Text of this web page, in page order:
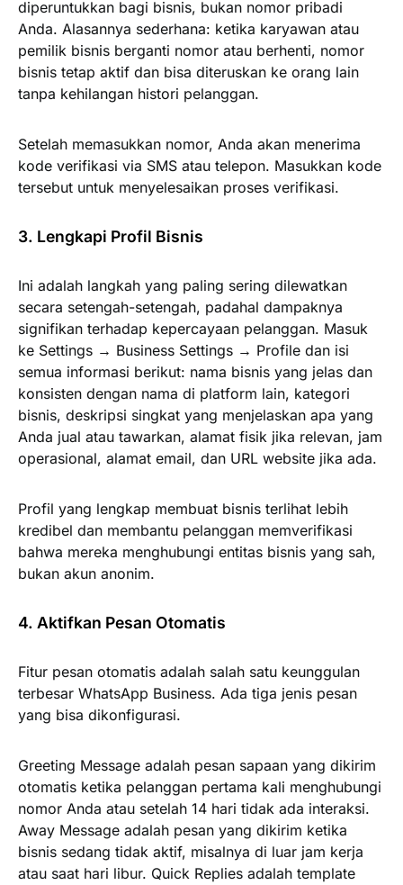
diperuntukkan bagi bisnis, bukan nomor pribadi
Anda. Alasannya sederhana: ketika karyawan atau
pemilik bisnis berganti nomor atau berhenti, nomor
bisnis tetap aktif dan bisa diteruskan ke orang lain
tanpa kehilangan histori pelanggan.
Setelah memasukkan nomor, Anda akan menerima
kode verifikasi via SMS atau telepon. Masukkan kode
tersebut untuk menyelesaikan proses verifikasi.
3. Lengkapi Profil Bisnis
Ini adalah langkah yang paling sering dilewatkan
secara setengah-setengah, padahal dampaknya
signifikan terhadap kepercayaan pelanggan. Masuk
ke Settings → Business Settings → Profile dan isi
semua informasi berikut: nama bisnis yang jelas dan
konsisten dengan nama di platform lain, kategori
bisnis, deskripsi singkat yang menjelaskan apa yang
Anda jual atau tawarkan, alamat fisik jika relevan, jam
operasional, alamat email, dan URL website jika ada.
Profil yang lengkap membuat bisnis terlihat lebih
kredibel dan membantu pelanggan memverifikasi
bahwa mereka menghubungi entitas bisnis yang sah,
bukan akun anonim.
4. Aktifkan Pesan Otomatis
Fitur pesan otomatis adalah salah satu keunggulan
terbesar WhatsApp Business. Ada tiga jenis pesan
yang bisa dikonfigurasi.
Greeting Message adalah pesan sapaan yang dikirim
otomatis ketika pelanggan pertama kali menghubungi
nomor Anda atau setelah 14 hari tidak ada interaksi.
Away Message adalah pesan yang dikirim ketika
bisnis sedang tidak aktif, misalnya di luar jam kerja
atau saat hari libur. Quick Replies adalah template